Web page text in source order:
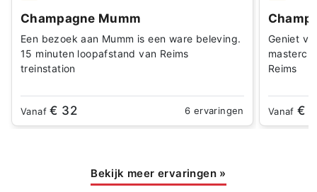
Champagne Mumm
Een bezoek aan Mumm is een ware beleving.
15 minuten loopafstand van Reims
treinstation
Vanaf€ 32 6 ervaringen
Geniet
Reims
Vanaf€
Bekijk meer ervaringen »